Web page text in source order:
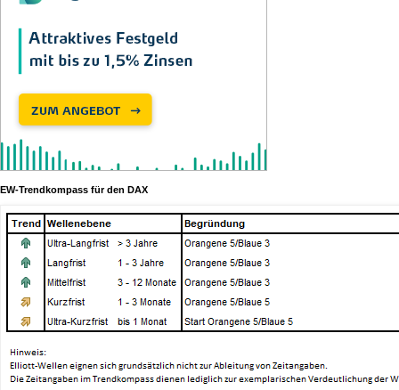
EW-Trendkompass für den DAX